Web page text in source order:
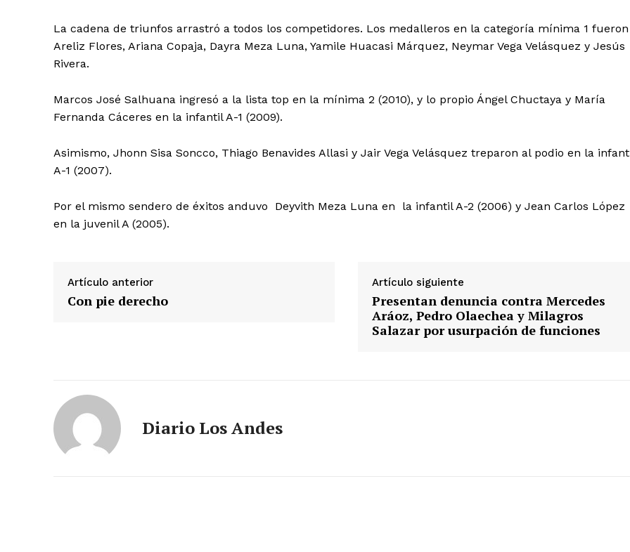
Nosotros
La cadena de triunfos arrastró a todos los competidores. Los medalleros en la categoría mínima 1 fueron
Areliz Flores, Ariana Copaja, Dayra Meza Luna, Yamile Huacasi Márquez, Neymar Vega Velásquez y Jesús
Rivera.
Marcos José Salhuana ingresó a la lista top en la mínima 2 (2010), y lo propio Ángel Chuctaya y María
Fernanda Cáceres en la infantil A-1 (2009).
Asimismo, Jhonn Sisa Soncco, Thiago Benavides Allasi y Jair Vega Velásquez treparon al podio en la
A-1 (2007).
Por el mismo sendero de éxitos anduvo Deyvith Meza Luna en la infantil A-2 (2006) y Jean Carlos López
en la juvenil A (2005).
Artículo anterior
Con pie derecho
Artículo siguiente
Presentan denuncia contra Mercedes
Aráoz, Pedro Olaechea y Milagros
Salazar por usurpación de funciones
Diario Los Andes